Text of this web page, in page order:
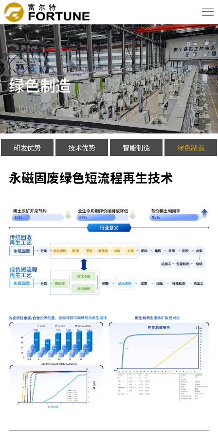
首
页
关
于
我
们
新
闻
资
讯
产
品
信
核
心
应
绿色制造
研发优势 技术优势 智能制造 绿色制造
永磁固废绿色短流程再生技术